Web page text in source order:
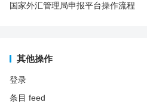
国家外汇管理局申报平台操作流程
其他操作
登录
条目 feed